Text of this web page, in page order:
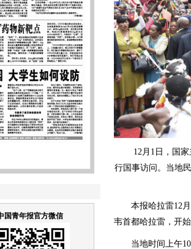
国青年报官方微信
12月1日，国家
行国事访问。当地
本报哈拉雷12月1
韦首都哈拉雷，开
当地时间上午10